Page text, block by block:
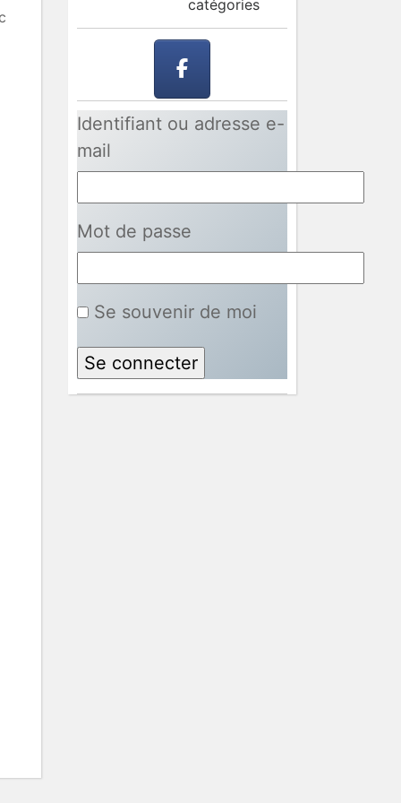
catégories
Identifiant ou adresse e-
mail
Mot de passe
Se souvenir de moi